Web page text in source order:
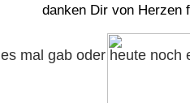
mal gab oder heute
danken Dir von Herzen